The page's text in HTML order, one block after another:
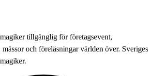
tillgänglig för företagsevent,
och föreläsningar världen över. Sveriges